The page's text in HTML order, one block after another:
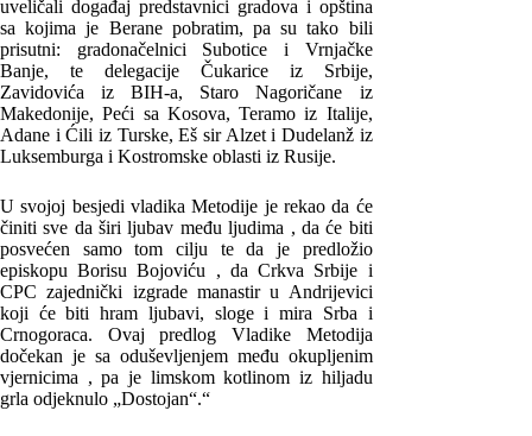
uveličali događaj predstavnici gradova i opština
sa kojima je Berane pobratim, pa su tako bili
prisutni: gradonačelnici Subotice i Vrnjačke
Banje, te delegacije Čukarice iz Srbije,
Zavidovića iz BIH-a, Staro Nagoričane iz
Makedonije, Peći sa Kosova, Teramo iz Italije,
Adane i Ćili iz Turske, Eš sir Alzet i Dudelanž iz
Luksemburga i Kostromske oblasti iz Rusije.
U svojoj besjedi vladika Metodije je rekao da će
činiti sve da širi ljubav među ljudima , da će biti
posvećen samo tom cilju te da je predložio
episkopu Borisu Bojoviću , da Crkva Srbije i
CPC zajednički izgrade manastir u Andrijevici
koji će biti hram ljubavi, sloge i mira Srba i
Crnogoraca. Ovaj predlog Vladike Metodija
dočekan je sa oduševljenjem među okupljenim
vjernicima , pa je limskom kotlinom iz hiljadu
grla odjeknulo „Dostojan“.“